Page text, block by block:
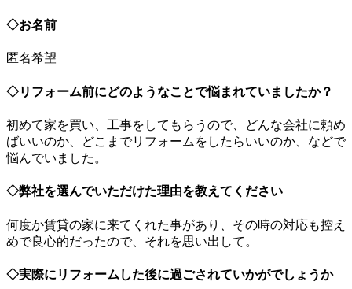
◇お名前
匿名希望
◇リフォーム前にどのようなことで悩まれていましたか？
初めて家を買い、工事をしてもらうので、どんな会社に頼め
ばいいのか、どこまでリフォームをしたらいいのか、などで
悩んでいました。
◇弊社を選んでいただけた理由を教えてください
何度か賃貸の家に来てくれた事があり、その時の対応も控え
めで良心的だったので、それを思い出して。
◇実際にリフォームした後に過ごされていかがでしょうか